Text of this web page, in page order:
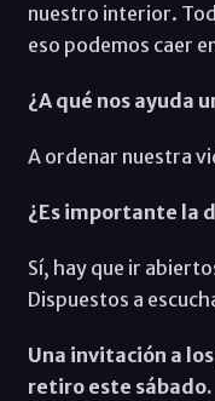
nuestro interior.
eso podemos caer
¿A qué nos ayuda
A ordenar nuestra
¿Es importante la
Sí, hay que ir
Dispuestos a
Una invitación a
retiro este sábado.